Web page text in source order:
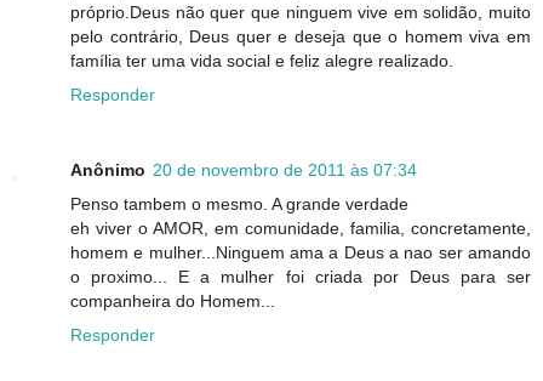
próprio.Deus não quer que ninguem vive em solidão, muito
pelo contrário, Deus quer e deseja que o homem viva em
família ter uma vida social e feliz alegre realizado.
Responder
Anônimo 20 de novembro de 2011 às 07:34
Penso tambem o mesmo. A grande verdade
eh viver o AMOR, em comunidade, familia, concretamente,
homem e mulher...Ninguem ama a Deus a nao ser amando
o proximo... E a mulher foi criada por Deus para ser
companheira do Homem...
Responder